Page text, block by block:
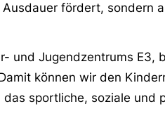
fördert, sondern
und Jugendzentrums E3,
können wir den
sportliche, soziale und